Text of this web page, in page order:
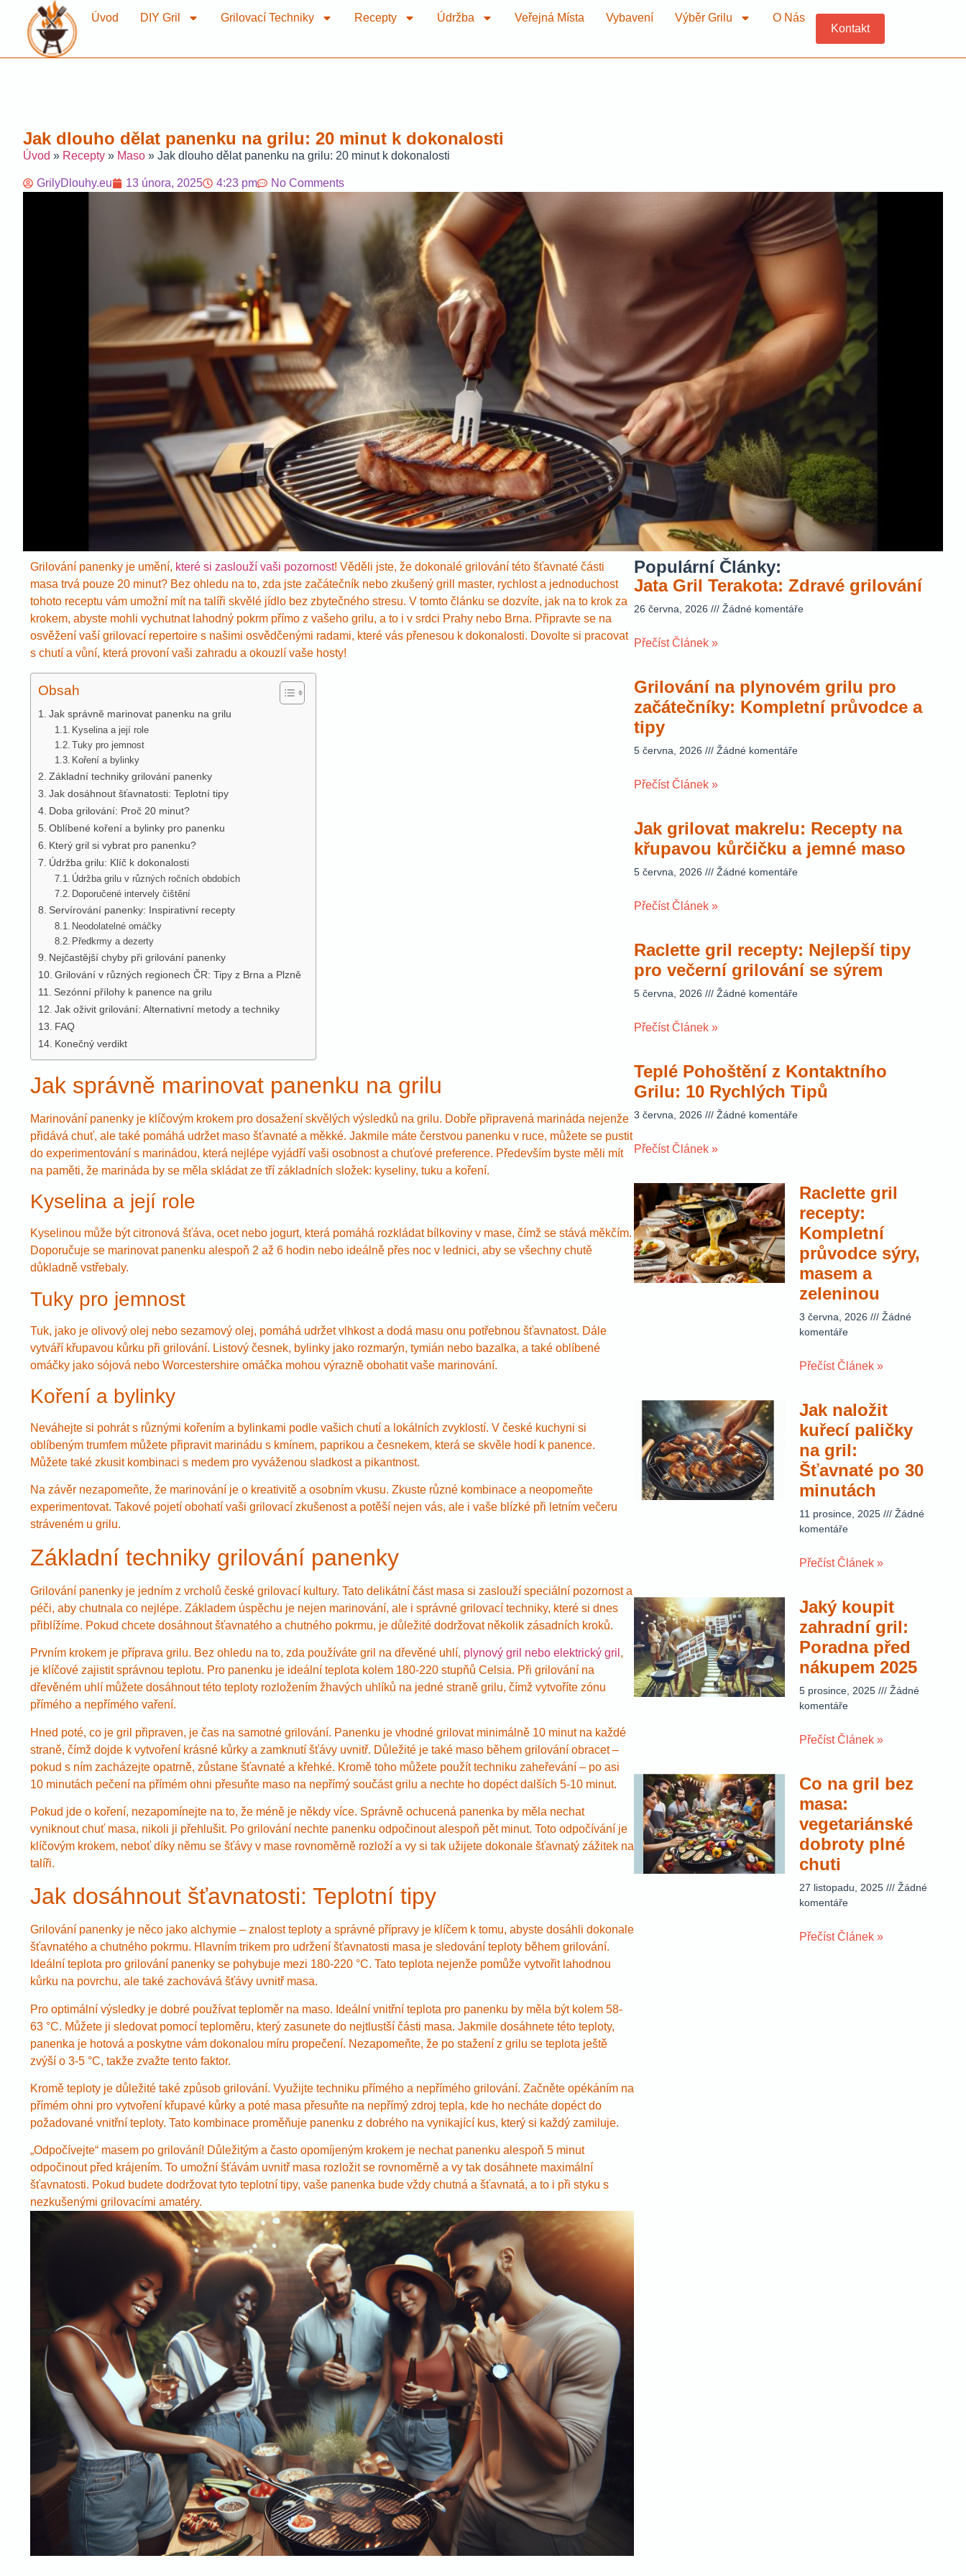
Úvod DIY Gril Grilovací Techniky Recepty Údržba Veřejná Místa Vybavení Výběr Grilu
O Nás
Kontakt
Jak dlouho dělat panenku na grilu: 20 minut k dokonalosti
Úvod » Recepty » Maso » Jak dlouho dělat panenku na grilu: 20 minut k dokonalosti
GrilyDlouhy.eu 13 února, 2025 4:23 pm No Comments
Grilování panenky je umění, které si zaslouží vaši pozornost! Věděli jste, že dokonalé grilování této šťavnaté části
masa trvá pouze 20 minut? Bez ohledu na to, zda jste začátečník nebo zkušený grill master, rychlost a jednoduchost
tohoto receptu vám umožní mít na talíři skvělé jídlo bez zbytečného stresu. V tomto článku se dozvíte, jak na to krok za
krokem, abyste mohli vychutnat lahodný pokrm přímo z vašeho grilu, a to i v srdci Prahy nebo Brna. Připravte se na
osvěžení vaší grilovací repertoire s našimi osvědčenými radami, které vás přenesou k dokonalosti. Dovolte si pracovat
s chutí a vůní, která provoní vaši zahradu a okouzlí vaše hosty!
Obsah
Jak správně marinovat panenku na grilu
Kyselina a její role
Tuky pro jemnost
Koření a bylinky
Základní techniky grilování panenky
Jak dosáhnout šťavnatosti: Teplotní tipy
Doba grilování: Proč 20 minut?
Oblíbené koření a bylinky pro panenku
Který gril si vybrat pro panenku?
Údržba grilu: Klíč k dokonalosti
Údržba grilu v různých ročních obdobích
Doporučené intervely čištění
Servírování panenky: Inspirativní recepty
Neodolatelné omáčky
Předkrmy a dezerty
Nejčastější chyby při grilování panenky
Grilování v různých regionech ČR: Tipy z Brna a Plzně
Sezónní přílohy k panence na grilu
Jak oživit grilování: Alternativní metody a techniky
FAQ
Konečný verdikt
Jak správně marinovat panenku na grilu
Marinování panenky je klíčovým krokem pro dosažení skvělých výsledků na grilu. Dobře připravená marináda nejenže
přidává chuť, ale také pomáhá udržet maso šťavnaté a měkké. Jakmile máte čerstvou panenku v ruce, můžete se pustit
do experimentování s marinádou, která nejlépe vyjádří vaši osobnost a chuťové preference. Především byste měli mít
na paměti, že marináda by se měla skládat ze tří základních složek: kyseliny, tuku a koření.
Kyselina a její role
Kyselinou může být citronová šťáva, ocet nebo jogurt, která pomáhá rozkládat bílkoviny v mase, čímž se stává měkčím.
Doporučuje se marinovat panenku alespoň 2 až 6 hodin nebo ideálně přes noc v lednici, aby se všechny chutě
důkladně vstřebaly.
Tuky pro jemnost
Tuk, jako je olivový olej nebo sezamový olej, pomáhá udržet vlhkost a dodá masu onu potřebnou šťavnatost. Dále
vytváří křupavou kůrku při grilování. Listový česnek, bylinky jako rozmarýn, tymián nebo bazalka, a také oblíbené
omáčky jako sójová nebo Worcestershire omáčka mohou výrazně obohatit vaše marinování.
Koření a bylinky
Neváhejte si pohrát s různými kořením a bylinkami podle vašich chutí a lokálních zvyklostí. V české kuchyni si
oblíbeným trumfem můžete připravit marinádu s kmínem, paprikou a česnekem, která se skvěle hodí k panence.
Můžete také zkusit kombinaci s medem pro vyváženou sladkost a pikantnost.
Na závěr nezapomeňte, že marinování je o kreativitě a osobním vkusu. Zkuste různé kombinace a neopomeňte
experimentovat. Takové pojetí obohatí vaši grilovací zkušenost a potěší nejen vás, ale i vaše blízké při letním večeru
stráveném u grilu.
Základní techniky grilování panenky
Grilování panenky je jedním z vrcholů české grilovací kultury. Tato delikátní část masa si zaslouží speciální pozornost a
péči, aby chutnala co nejlépe. Základem úspěchu je nejen marinování, ale i správné grilovací techniky, které si dnes
přiblížíme. Pokud chcete dosáhnout šťavnatého a chutného pokrmu, je důležité dodržovat několik zásadních kroků.
Prvním krokem je příprava grilu. Bez ohledu na to, zda používáte gril na dřevěné uhlí, plynový gril nebo elektrický gril ,
je klíčové zajistit správnou teplotu. Pro panenku je ideální teplota kolem 180-220 stupňů Celsia. Při grilování na
dřevěném uhlí můžete dosáhnout této teploty rozložením žhavých uhlíků na jedné straně grilu, čímž vytvoříte zónu
přímého a nepřímého vaření.
Hned poté, co je gril připraven, je čas na samotné grilování. Panenku je vhodné grilovat minimálně 10 minut na každé
straně, čímž dojde k vytvoření krásné kůrky a zamknutí šťávy uvnitř. Důležité je také maso během grilování obracet –
pokud s ním zacházejte opatrně, zůstane šťavnaté a křehké. Kromě toho můžete použít techniku zaheřevání – po asi
10 minutách pečení na přímém ohni přesuňte maso na nepřímý součást grilu a nechte ho dopéct dalších 5-10 minut.
Pokud jde o koření, nezapomínejte na to, že méně je někdy více. Správně ochucená panenka by měla nechat
vyniknout chuť masa, nikoli ji přehlušit. Po grilování nechte panenku odpočinout alespoň pět minut. Toto odpočívání je
klíčovým krokem, neboť díky němu se šťávy v mase rovnoměrně rozloží a vy si tak užijete dokonale šťavnatý zážitek na
talíři.
Jak dosáhnout šťavnatosti: Teplotní tipy
Grilování panenky je něco jako alchymie – znalost teploty a správné přípravy je klíčem k tomu, abyste dosáhli dokonale
šťavnatého a chutného pokrmu. Hlavním trikem pro udržení šťavnatosti masa je sledování teploty během grilování.
Ideální teplota pro grilování panenky se pohybuje mezi 180-220 °C. Tato teplota nejenže pomůže vytvořit lahodnou
kůrku na povrchu, ale také zachovává šťávy uvnitř masa.
Pro optimální výsledky je dobré používat teploměr na maso. Ideální vnitřní teplota pro panenku by měla být kolem 58-
63 °C. Můžete ji sledovat pomocí teploměru, který zasunete do nejtlustší části masa. Jakmile dosáhnete této teploty,
panenka je hotová a poskytne vám dokonalou míru propečení. Nezapomeňte, že po stažení z grilu se teplota ještě
zvýší o 3-5 °C, takže zvažte tento faktor.
Kromě teploty je důležité také způsob grilování. Využijte techniku přímého a nepřímého grilování. Začněte opékáním na
přímém ohni pro vytvoření křupavé kůrky a poté masa přesuňte na nepřímý zdroj tepla, kde ho necháte dopéct do
požadované vnitřní teploty. Tato kombinace proměňuje panenku z dobrého na vynikající kus, který si každý zamiluje.
„Odpočívejte“ masem po grilování! Důležitým a často opomíjeným krokem je nechat panenku alespoň 5 minut
odpočinout před krájením. To umožní šťávám uvnitř masa rozložit se rovnoměrně a vy tak dosáhnete maximální
šťavnatosti. Pokud budete dodržovat tyto teplotní tipy, vaše panenka bude vždy chutná a šťavnatá, a to i při styku s
nezkušenými grilovacími amatéry.
Populární Články:
Jata Gril Terakota: Zdravé grilování
26 června, 2026 Žádné komentáře
Přečíst Článek »
Grilování na plynovém grilu pro
začátečníky: Kompletní průvodce a
tipy
5 června, 2026 Žádné komentáře
Přečíst Článek »
Jak grilovat makrelu: Recepty na
křupavou kůrčičku a jemné maso
5 června, 2026 Žádné komentáře
Přečíst Článek »
Raclette gril recepty: Nejlepší tipy
pro večerní grilování se sýrem
5 června, 2026 Žádné komentáře
Přečíst Článek »
Teplé Pohoštění z Kontaktního
Grilu: 10 Rychlých Tipů
3 června, 2026 Žádné komentáře
Přečíst Článek »
Raclette gril
recepty:
Kompletní
průvodce sýry,
masem a
zeleninou
3 června, 2026
Žádné
komentáře
Přečíst Článek »
Jak naložit
kuřecí paličky
na gril:
Šťavnaté po 30
minutách
11 prosince, 2025
Žádné
komentáře
Přečíst Článek »
Jaký koupit
zahradní gril:
Poradna před
nákupem 2025
5 prosince, 2025
Žádné
komentáře
Přečíst Článek »
Co na gril bez
masa:
vegetariánské
dobroty plné
chuti
27 listopadu, 2025
Žádné
komentáře
Přečíst Článek »